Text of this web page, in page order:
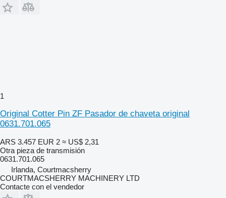
1
Original Cotter Pin ZF Pasador de chaveta original
0631.701.065
ARS 3.457 EUR 2 ≈ US$ 2,31
Otra pieza de transmisión
0631.701.065
Irlanda, Courtmacsherry
COURTMACSHERRY MACHINERY LTD
Contacte con el vendedor